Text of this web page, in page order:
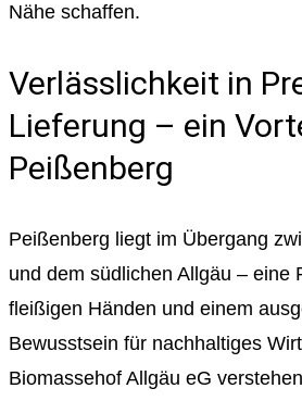
Nähe schaffen.
Verlässlichkeit in
Lieferung – ein
Peißenberg
Peißenberg liegt im Übergang
und dem südlichen Allgäu – eine
fleißigen Händen und einem
Bewusstsein für nachhaltiges
Biomassehof Allgäu eG